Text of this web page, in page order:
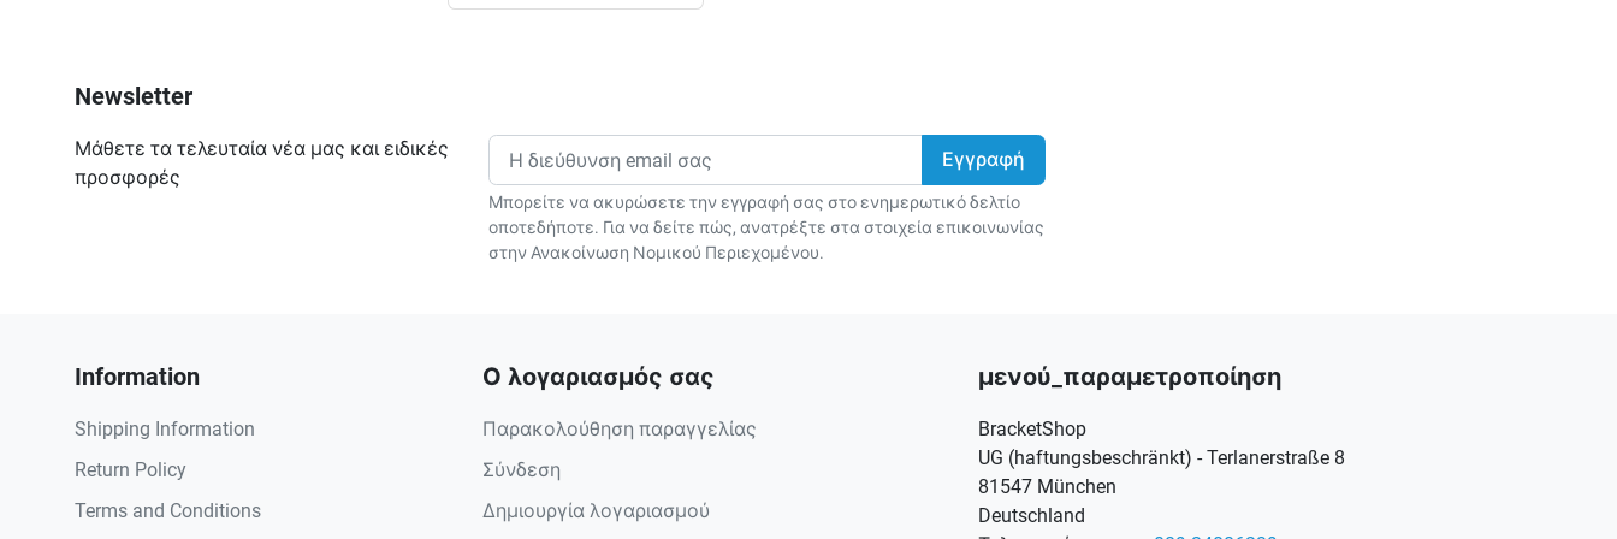
Newsletter
Μάθετε τα τελευταία νέα μας και ειδικές
προσφορές
Μπορείτε να ακυρώσετε την εγγραφή σας στο ενημερωτικό δελτίο
οποτεδήποτε. Για να δείτε πώς, ανατρέξτε στα στοιχεία επικοινωνίας
στην Ανακοίνωση Νομικού Περιεχομένου.
Information
Shipping Information
Return Policy
Terms and Conditions
Ο λογαριασμός σας
Παρακολούθηση παραγγελίας
Σύνδεση
Δημιουργία λογαριασμού
μενού_παραμετροποίηση
BracketShop
UG (haftungsbeschränkt) - Terlanerstraße 8
81547 München
Deutschland